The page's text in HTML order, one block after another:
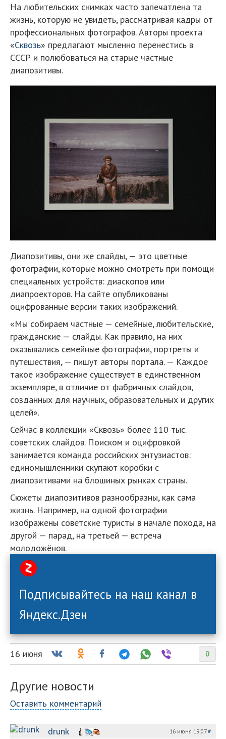
На любительских снимках часто запечатлена та
жизнь, которую не увидеть, рассматривая кадры от
профессиональных фотографов. Авторы проекта
«Сквозь» предлагают мысленно перенестись в
СССР и полюбоваться на старые частные
диапозитивы.
Диапозитивы, они же слайды, — это цветные
фотографии, которые можно смотреть при помощи
специальных устройств: диаскопов или
диапроекторов. На сайте опубликованы
оцифрованные версии таких изображений.
«Мы собираем частные — семейные, любительские,
гражданские — слайды. Как правило, на них
оказывались семейные фотографии, портреты и
путешествия, — пишут авторы портала. — Каждое
такое изображение существует в единственном
экземпляре, в отличие от фабричных слайдов,
созданных для научных, образовательных и других
целей».
Сейчас в коллекции «Сквозь» более 110 тыс.
советских слайдов. Поиском и оцифровкой
занимается команда российских энтузиастов:
единомышленники скупают коробки с
диапозитивами на блошиных рынках страны.
Сюжеты диапозитивов разнообразны, как сама
жизнь. Например, на одной фотографии
изображены советские туристы в начале похода, на
другой — парад, на третьей — встреча
молодожёнов.
Подписывайтесь на наш канал в
Яндекс.Дзен
0
16 июня
Другие новости
Оставить комментарий
drunk 16 июня 19:07#